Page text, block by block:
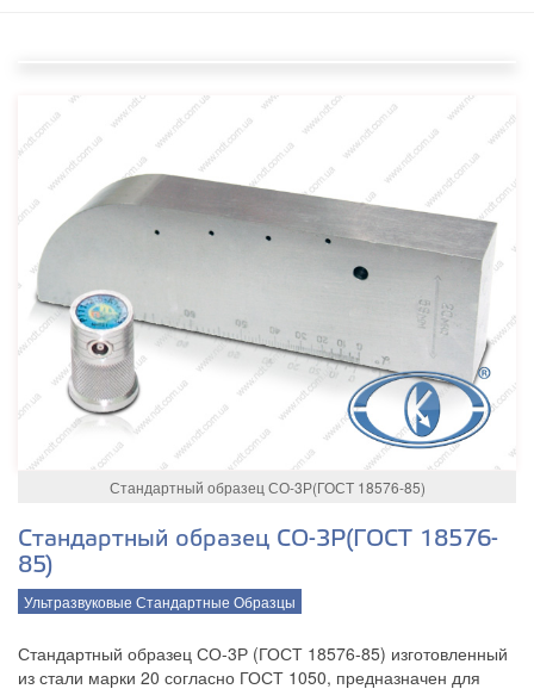
Стандартный образец СО-3Р(ГОСТ 18576-85)
Стандартный образец СО-3Р(ГОСТ 18576-
85)
Ультразвуковые Стандартные Образцы
Стандартный образец СО-3Р (ГОСТ 18576-85) изготовленный
из стали марки 20 согласно ГОСТ 1050, предназначен для